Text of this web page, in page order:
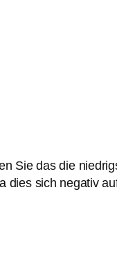
Sie das die
dies sich negativ